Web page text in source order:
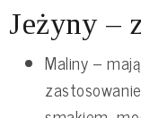
Jeżyny –
Maliny –